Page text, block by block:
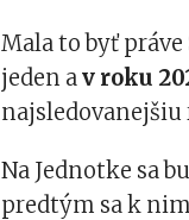
Mala to byť
jeden av roku
najsledovanejšiu
Na Jednotke sa
predtým sa k